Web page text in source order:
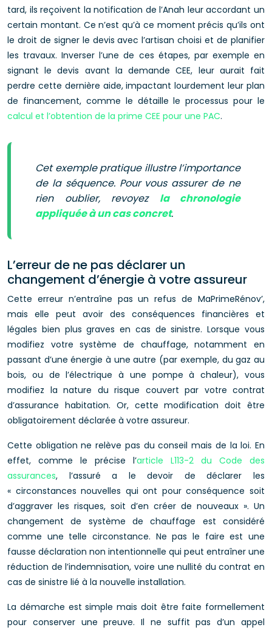
tard, ils reçoivent la notification de l’Anah leur accordant un
certain montant. Ce n’est qu’à ce moment précis qu’ils ont
le droit de signer le devis avec l’artisan choisi et de planifier
les travaux. Inverser l’une de ces étapes, par exemple en
signant le devis avant la demande CEE, leur aurait fait
perdre cette dernière aide, impactant lourdement leur plan
de financement, comme le détaille le processus pour le
calcul et l’obtention de la prime CEE pour une PAC.
Cet exemple pratique illustre l’importance
de la séquence. Pour vous assurer de ne
rien oublier, revoyez la chronologie
appliquée à un cas concret.
L’erreur de ne pas déclarer un
changement d’énergie à votre assureur
Cette erreur n’entraîne pas un refus de MaPrimeRénov’,
mais elle peut avoir des conséquences financières et
légales bien plus graves en cas de sinistre. Lorsque vous
modifiez votre système de chauffage, notamment en
passant d’une énergie à une autre (par exemple, du gaz au
bois, ou de l’électrique à une pompe à chaleur), vous
modifiez la nature du risque couvert par votre contrat
d’assurance habitation. Or, cette modification doit être
obligatoirement déclarée à votre assureur.
Cette obligation ne relève pas du conseil mais de la loi. En
effet, comme le précise l’article L113-2 du Code des
assurances, l’assuré a le devoir de déclarer les
« circonstances nouvelles qui ont pour conséquence soit
d’aggraver les risques, soit d’en créer de nouveaux ». Un
changement de système de chauffage est considéré
comme une telle circonstance. Ne pas le faire est une
fausse déclaration non intentionnelle qui peut entraîner une
réduction de l’indemnisation, voire une nullité du contrat en
cas de sinistre lié à la nouvelle installation.
La démarche est simple mais doit être faite formellement
pour conserver une preuve. Il ne suffit pas d’un appel